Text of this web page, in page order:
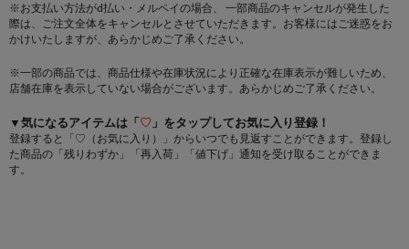
※お支払い方法がd払い・メルペイの場合、 一部商品のキャンセルが発生した
際は、ご注文全体をキャンセルとさせていただきます。お客様にはご迷惑をお
かけいたしますが、あらかじめご了承ください。
※一部の商品では、商品仕様や在庫状況により正確な在庫表示が難しいため、
店舗在庫を表示していない場合がございます。あらかじめご了承ください。
▼気になるアイテムは「♡ 」をタップしてお気に入り登録！
登録すると「♡（お気に入り）」からいつでも見返すことができます。登録し
た商品の「残りわずか」「再入荷」「値下げ」通知を受け取ることができま
す。